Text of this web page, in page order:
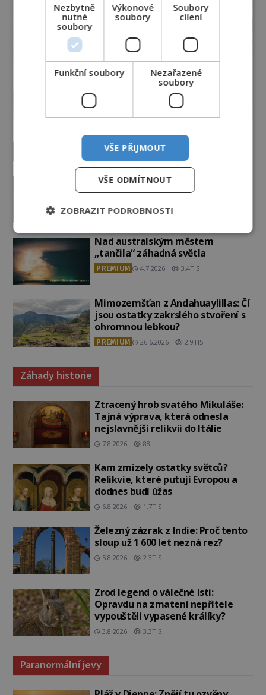
Vesmír a technologie
Podivné události roku 2023: Jsou
Američané v obležení UFO?
PREMIUM 27.7.2026
Nad australským městem
„tančila“ záhadná světla
PREMIUM 4.7.2026 3.4TIS
Mimozemšťan z Andahuaylillas: Čí
jsou ostatky zakrslého stvoření s
ohromnou lebkou?
PREMIUM 26.6.2026 2.9TIS
Záhady historie
Ztracený hrob svatého Mikuláše:
Tajná výprava, která odnesla
nejslavnější relikvii do Itálie
7.8.2026 88
Kam zmizely ostatky světců?
Relikvie, které putují Evropou a
dodnes budí úžas
6.8.2026 1.7TIS
Železný zázrak z Indie: Proč tento
sloup už 1 600 let nezná rez?
5.8.2026 2.3TIS
Zrod legend o válečné lsti:
Opravdu na zmatení nepřítele
vypouštěli vypasené králíky?
3.8.2026 3.3TIS
Paranormální jevy
Nezbytně
nutné
soubory
Výkonové
soubory
Soubory
cílení
Funkční soubory
Nezařazené
soubory
VŠE PŘIJMOUT
VŠE ODMÍTNOUT
ZOBRAZIT PODROBNOSTI